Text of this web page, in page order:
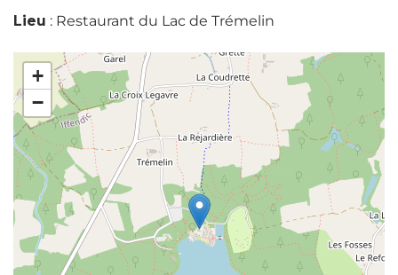
Lieu : Restaurant du Lac de Trémelin
+
−